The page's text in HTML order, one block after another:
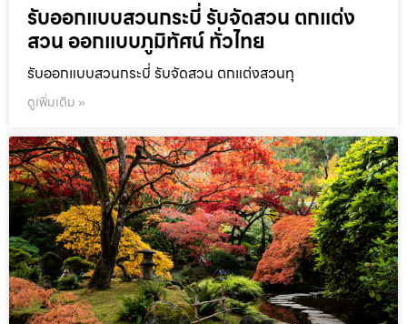
รับออกแบบสวนกระบี่ รับจัดสวน ตกแต่ง
สวน ออกแบบภูมิทัศน์ ทั่วไทย
รับออกแบบสวนกระบี่ รับจัดสวน ตกแต่งสวนทุ
ดูเพิ่มเติม »